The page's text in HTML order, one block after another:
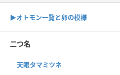
▶︎オトモン一覧と卵の模様
二つ名
天眼タマミツネ